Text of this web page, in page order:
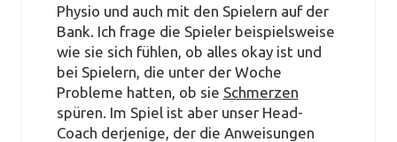
Physio und auch mit den Spielern auf der
Bank. Ich frage die Spieler beispielsweise
wie sie sich fühlen, ob alles okay ist und
bei Spielern, die unter der Woche
Probleme hatten, ob sie Schmerzen
spüren. Im Spiel ist aber unser Head-
Coach derjenige, der die Anweisungen